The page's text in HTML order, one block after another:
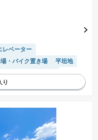
し時にかかる費用を表示しています。
分な確認をしていただくようにお願い
レベーター
・バイク置き場
平坦地
システムキッチン